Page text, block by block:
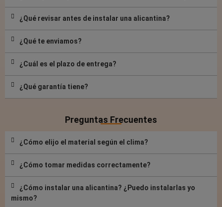
¿Qué revisar antes de instalar una alicantina?
¿Qué te enviamos?
¿Cuál es el plazo de entrega?
¿Qué garantía tiene?
Preguntas Frecuentes
¿Cómo elijo el material según el clima?
¿Cómo tomar medidas correctamente?
¿Cómo instalar una alicantina? ¿Puedo instalarlas yo
mismo?